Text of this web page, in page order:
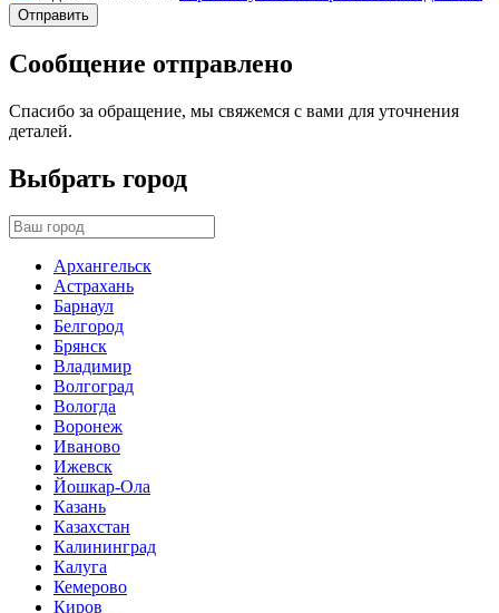
Отправить
Сообщение отправлено
Спасибо за обращение, мы свяжемся с вами для уточнения
деталей.
Выбрать город
Архангельск
Астрахань
Барнаул
Белгород
Брянск
Владимир
Волгоград
Вологда
Воронеж
Иваново
Ижевск
Йошкар-Ола
Казань
Казахстан
Калининград
Калуга
Кемерово
Киров